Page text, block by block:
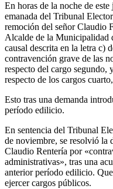
En horas de la noche de
emanada del Tribunal
remoción del señor Claudio
Alcalde de la Municipalidad
causal descrita en la letra c)
contravención grave de las
respecto del cargo segundo,
respecto de los cargos
Esto tras una demanda
período edilicio.
En sentencia del Tribunal
de noviembre, se resolvió la
Claudio Rentería por
administrativas», tras una
anterior período edilicio.
ejercer cargos públicos.